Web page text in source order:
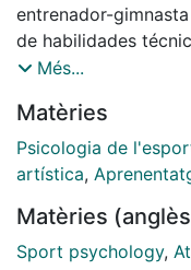
entrenador-
de habilidades
masculina”, una tesis
• comprender los
proceso de
entrenador y
detectados con la
aprendizaje en
Més...
Matèries
Psicologia de
artística,
Matèries
Sport psychology,